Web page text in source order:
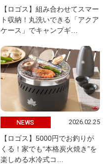
【ロゴス】組み合わせてスマー
ト収納！丸洗いできる「アクア
ケース」でキャンプギ…
NEWS 2026.02.25
【ロゴス】5000円でお釣りが
くる！家でも“本格炭火焼き”を
楽しめる水冷式コ…